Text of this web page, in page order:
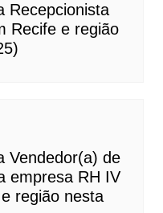
Recepcionista
Recife e região
Vendedor(a) de
empresa RH IV
região nesta